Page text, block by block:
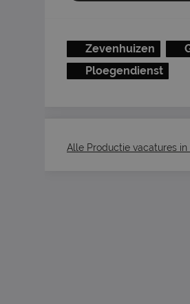
Zevenhuizen
Ploegendienst
Alle Productie vacatures in